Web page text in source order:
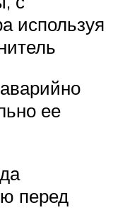
используя
ее
перед